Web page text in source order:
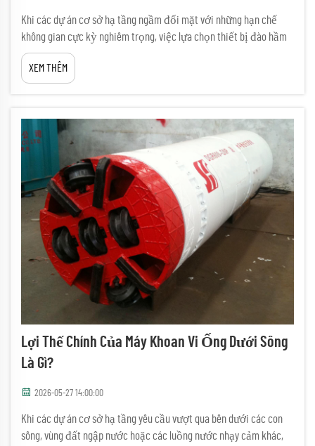
Khi các dự án cơ sở hạ tầng ngầm đối mặt với những hạn chế
không gian cực kỳ nghiêm trọng, việc lựa chọn thiết bị đào hầm
phù hợp trở thành một trong những quyết định kỹ thuật quan
trọng nhất mà nhà thầu có thể đưa ra. Một máy khoan đào hầm vi
mô được thiết kế để tối thiểu hóa...
XEM THÊM
Lợi Thế Chính Của Máy Khoan Vi Ống Dưới Sông
Là Gì?
2026-05-27 14:00:00
Khi các dự án cơ sở hạ tầng yêu cầu vượt qua bên dưới các con
sông, vùng đất ngập nước hoặc các luồng nước nhạy cảm khác,